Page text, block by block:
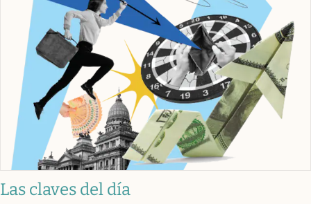
Las claves del día